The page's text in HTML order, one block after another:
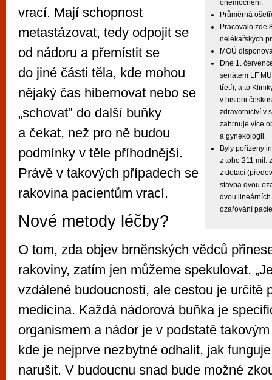
onemocnění;
Průměrná
Pracovalo zde
nelékařských
MOÚ
Dne 1.
senátem LF
třetí), a to
v historii
zdravotnictví v
zahrnuje více
a gynekologii.
Byly pořízeny
z toho 211 mil.
z dotací
stavba dvou
dvou
ozařování
vrací. Mají schopnost
metastázovat, tedy odpojit se
od nádoru a přemístit se
do jiné části těla, kde mohou
nějaký čas hibernovat nebo se
„schovat" do další buňky
a čekat, než pro ně budou
podmínky v těle příhodnější.
Právě v takových případech se
rakovina pacientům vrací.
Nové metody léčby?
O tom, zda objev brněnských vědců
rakoviny, zatím jen můžeme spekulovat.
vzdálené budoucnosti, ale cestou je určitě
medicína. Každá nádorová buňka je
organismem a nádor je v podstatě
kde je nejprve nezbytné odhalit, jak
narušit. V budoucnu snad bude možné